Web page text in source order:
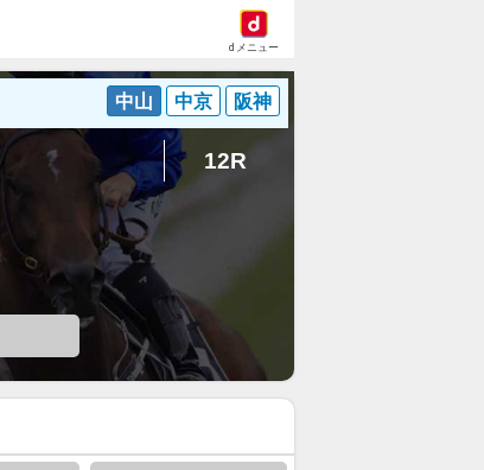
dメニュー
中山 中京 阪神
12R